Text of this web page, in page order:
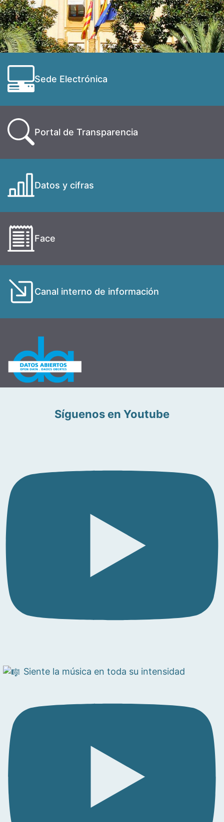
Sede Electrónica
Portal de Transparencia
Datos y cifras
Face
Canal interno de información
Síguenos en Youtube
Siente la música en toda su intensidad